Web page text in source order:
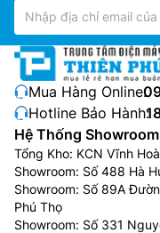
Mua Hàng Online:
Hotline Bảo Hành:
Hệ Thống Showroom
Tổng Kho: KCN Vĩnh
Showroom: Số 488 Hà
Showroom: Số 89A
Phú Thọ
Showroom: Số 331